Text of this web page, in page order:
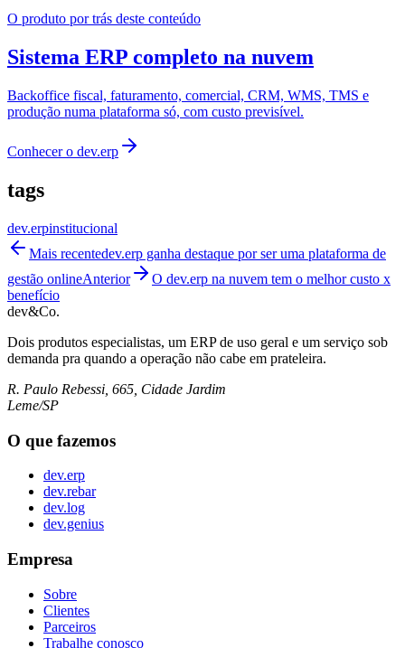
O produto por trás deste conteúdo
Sistema ERP completo na nuvem
Backoffice fiscal, faturamento, comercial, CRM, WMS, TMS e
produção numa plataforma só, com custo previsível.
Conhecer o dev.erp
tags
dev.erpinstitucional
Mais recentedev.erp ganha destaque por ser uma plataforma de
gestão onlineAnterior
O dev.erp na nuvem tem o melhor custo x
benefício
dev&Co.
Dois produtos especialistas, um ERP de uso geral e um serviço sob
demanda pra quando a operação não cabe em prateleira.
R. Paulo Rebessi, 665, Cidade Jardim
Leme/SP
O que fazemos
dev.erp
dev.rebar
dev.log
dev.genius
Empresa
Sobre
Clientes
Parceiros
Trabalhe conosco